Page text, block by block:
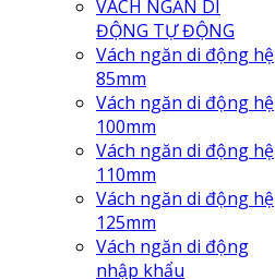
VÁCH NGĂN DI
ĐỘNG TỰ ĐỘNG
Vách ngăn di động hệ
85mm
Vách ngăn di động hệ
100mm
Vách ngăn di động hệ
110mm
Vách ngăn di động hệ
125mm
Vách ngăn di động
nhập khẩu